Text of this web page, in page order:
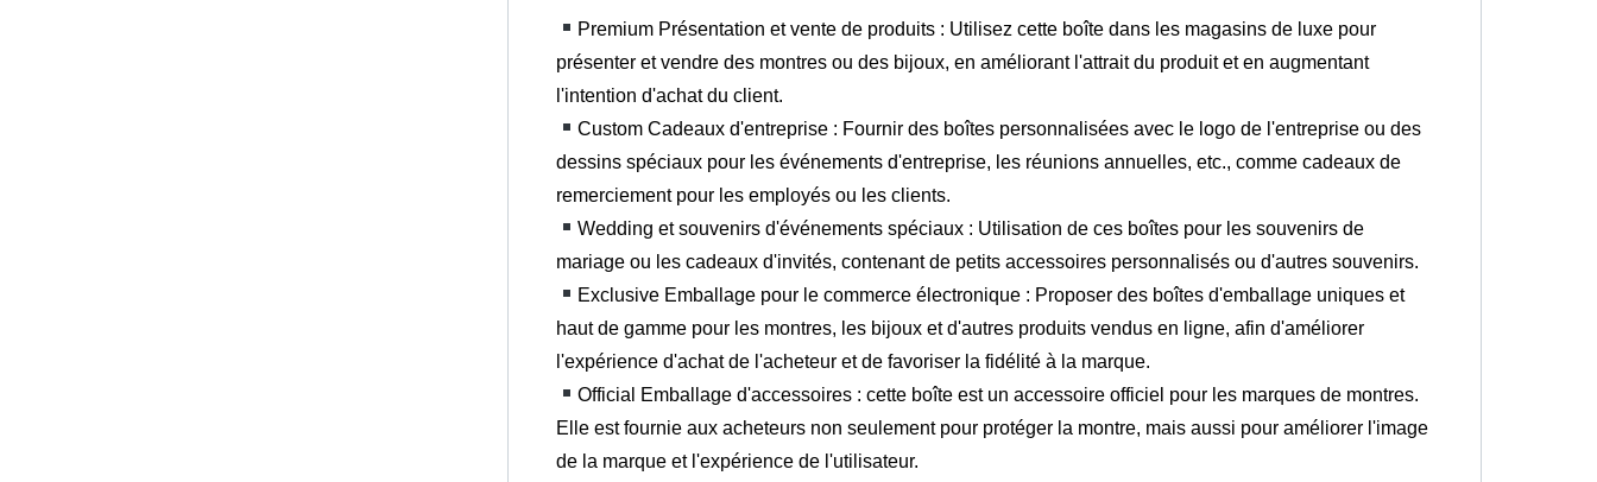
Premium Présentation et vente de produits : Utilisez cette boîte dans les magasins de luxe pour
présenter et vendre des montres ou des bijoux, en améliorant l'attrait du produit et en augmentant
l'intention d'achat du client.
Custom Cadeaux d'entreprise : Fournir des boîtes personnalisées avec le logo de l'entreprise ou des
dessins spéciaux pour les événements d'entreprise, les réunions annuelles, etc., comme cadeaux de
remerciement pour les employés ou les clients.
Wedding et souvenirs d'événements spéciaux : Utilisation de ces boîtes pour les souvenirs de
mariage ou les cadeaux d'invités, contenant de petits accessoires personnalisés ou d'autres souvenirs.
Exclusive Emballage pour le commerce électronique : Proposer des boîtes d'emballage uniques et
haut de gamme pour les montres, les bijoux et d'autres produits vendus en ligne, afin d'améliorer
l'expérience d'achat de l'acheteur et de favoriser la fidélité à la marque.
Official Emballage d'accessoires : cette boîte est un accessoire officiel pour les marques de montres.
Elle est fournie aux acheteurs non seulement pour protéger la montre, mais aussi pour améliorer l'image
de la marque et l'expérience de l'utilisateur.